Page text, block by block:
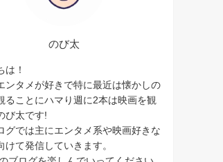
のび太
は！
ンタメが好きで特に最近は懐かしの
ることにハマり週に2本は映画を観
び太です!
グでは主にエンタメ系や映画好きな
けて発信していきます。